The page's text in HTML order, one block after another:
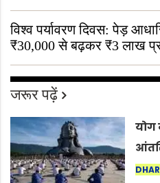
विश्व पर्यावरण दिवस: पेड़
₹30,000 से बढ़कर ₹3 लाख
जरूर पढ़ें
योग